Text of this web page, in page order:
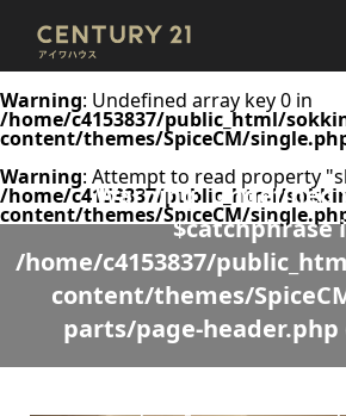
Warning: Undefined array key 0 in
/home/c4153837/public_html/
content/themes/SpiceCM/
Warning: Attempt to read property
/home/c4153837/public_html/
content/themes/SpiceCM/
Warning: Undefined
$catchphrase
/home/c4153837/
content/themes/
parts/page-header.php